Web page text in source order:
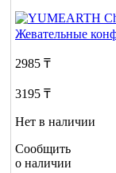
Жевательные
2985 ₸
3195 ₸
Нет в наличии
Сообщить
о наличии